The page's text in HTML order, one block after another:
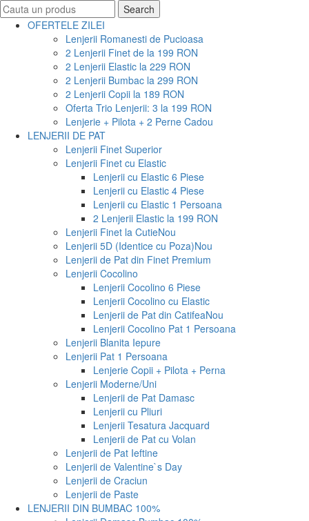
Search
for:
Search
OFERTELE ZILEI
Lenjerii Romanesti de Pucioasa
2 Lenjerii Finet de la 199 RON
2 Lenjerii Elastic la 229 RON
2 Lenjerii Bumbac la 299 RON
2 Lenjerii Copii la 189 RON
Oferta Trio Lenjerii: 3 la 199 RON
Lenjerie + Pilota + 2 Perne Cadou
LENJERII DE PAT
Lenjerii Finet Superior
Lenjerii Finet cu Elastic
Lenjerii cu Elastic 6 Piese
Lenjerii cu Elastic 4 Piese
Lenjerii cu Elastic 1 Persoana
2 Lenjerii Elastic la 199 RON
Lenjerii Finet la CutieNou
Lenjerii 5D (Identice cu Poza)Nou
Lenjerii de Pat din Finet Premium
Lenjerii Cocolino
Lenjerii Cocolino 6 Piese
Lenjerii Cocolino cu Elastic
Lenjerii de Pat din CatifeaNou
Lenjerii Cocolino Pat 1 Persoana
Lenjerii Blanita Iepure
Lenjerii Pat 1 Persoana
Lenjerie Copii + Pilota + Perna
Lenjerii Moderne/Uni
Lenjerii de Pat Damasc
Lenjerii cu Pliuri
Lenjerii Tesatura Jacquard
Lenjerii de Pat cu Volan
Lenjerii de Pat Ieftine
Lenjerii de Valentine`s Day
Lenjerii de Craciun
Lenjerii de Paste
LENJERII DIN BUMBAC 100%